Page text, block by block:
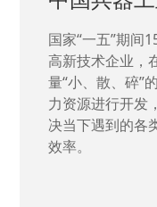
国家“一五”期间
高新技术企业，
量“小、散、碎”
力资源进行开发
决当下遇到的各
效率。